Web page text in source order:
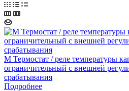
M Термостат / реле температуры
ограничительный с внешней
срабатывания
Подробнее